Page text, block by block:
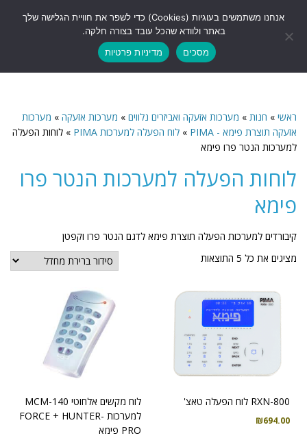
תפריט
ראשי » חנות » מערכות אזעקה ואביזרים נלווים » מערכות אזעקה » מערכות
אזעקה תוצרת פימא - PIMA
» לוח הפעלה למערכות PIMA » לוחות הפעלה
למערכות הנטר פרו פימא
לוחות הפעלה למערכות הנטר פרו
פימא
קיבורדים למערכות הפעלה תוצרת פימא לדגם הנטר פרו וקפטן
מציגים את כל ⁦5⁩ התוצאות
RXN-800 לוח הפעלה טאצ'
₪694.00
לוח מקשים אלחוטי MCM-140
למערכות FORCE + HUNTER-
PRO פימא
אנחנו משתמשים בעוגיות (Cookies) כדי לשפר את חוויית הגלישה שלך
באתר ולוודא שהכל עובד בצורה חלקה.
מסכים
מדיניות פרטיות